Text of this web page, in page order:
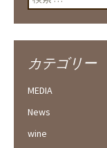
カテゴリー
MEDIA
News
wine